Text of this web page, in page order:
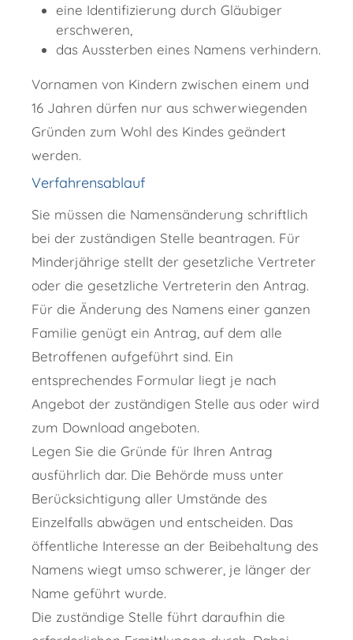
eine Identifizierung durch Gläubiger
erschweren,
das Aussterben eines Namens verhindern.
Vornamen von Kindern zwischen einem und
16 Jahren dürfen nur aus schwerwiegenden
Gründen zum Wohl des Kindes geändert
werden.
Verfahrensablauf
Sie müssen die Namensänderung schriftlich
bei der zuständigen Stelle beantragen. Für
Minderjährige stellt der gesetzliche Vertreter
oder die gesetzliche Vertreterin den Antrag.
Für die Änderung des Namens einer ganzen
Familie genügt ein Antrag, auf dem alle
Betroffenen aufgeführt sind. Ein
entsprechendes Formular liegt je nach
Angebot der zuständigen Stelle aus oder wird
zum Download angeboten.
Legen Sie die Gründe für Ihren Antrag
ausführlich dar. Die Behörde muss unter
Berücksichtigung aller Umstände des
Einzelfalls abwägen und entscheiden. Das
öffentliche Interesse an der Beibehaltung des
Namens wiegt umso schwerer, je länger der
Name geführt wurde.
Die zuständige Stelle führt daraufhin die